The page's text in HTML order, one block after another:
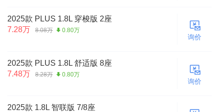
2025款 PLUS 1.8L 穿梭版 2座
7.28万
8.08万 0.80万
询价
2025款 PLUS 1.8L 舒适版 8座
7.48万
8.28万 0.80万
询价
2025款 1.8L 智联版 7/8座